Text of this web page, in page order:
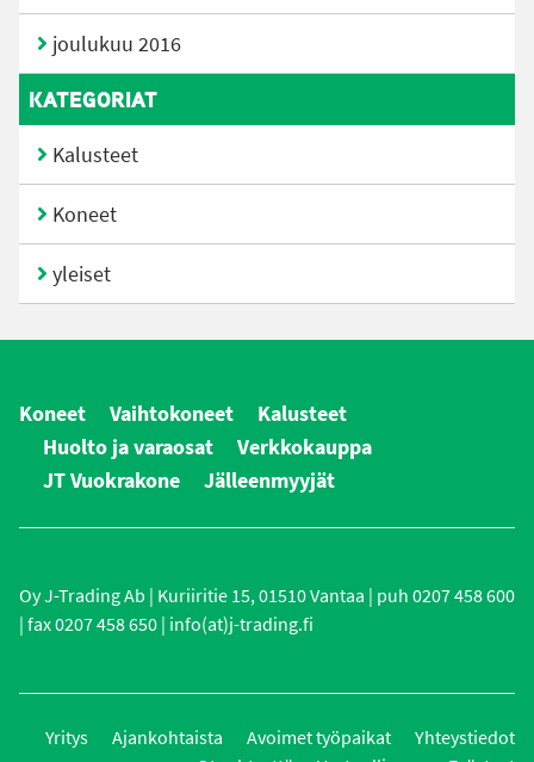
joulukuu 2016
KATEGORIAT
Kalusteet
Koneet
yleiset
Koneet Vaihtokoneet
Kalusteet
Huolto ja varaosat
Verkkokauppa
JT Vuokrakone
Jälleenmyyjät
Oy J-Trading Ab | Kuriiritie 15, 01510 Vantaa | puh 0207 458 600
| fax 0207 458 650 | info(at)j-trading.fi
Yritys Ajankohtaista Avoimet työpaikat
Yhteystiedot